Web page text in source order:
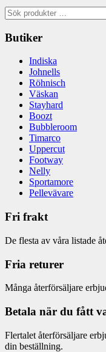
Sök
efter:
Butiker
Indiska
Johnells
Röhnisch
Väskan
Stayhard
Boozt
Bubbleroom
Timarco
Uppercut
Footway
Nelly
Sportamore
Pellevävare
Fri frakt
De flesta av våra listade
Fria returer
Många återförsäljare
Betala när du fått
Flertalet återförsäljare
din beställning.